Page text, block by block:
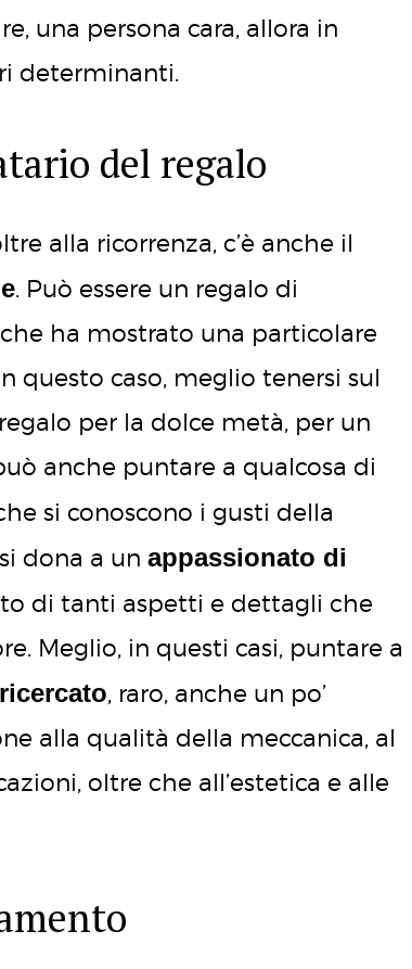
una persona cara, allora in
determinanti.
del regalo
alla ricorrenza, c’è anche il
. Può essere un regalo di
che ha mostrato una particolare
questo caso, meglio tenersi sul
per la dolce metà, per un
anche puntare a qualcosa di
si conoscono i gusti della
dona a un appassionato di
di tanti aspetti e dettagli che
Meglio, in questi casi, puntare a
, raro, anche un po’
alla qualità della meccanica, al
oltre che all’estetica e alle